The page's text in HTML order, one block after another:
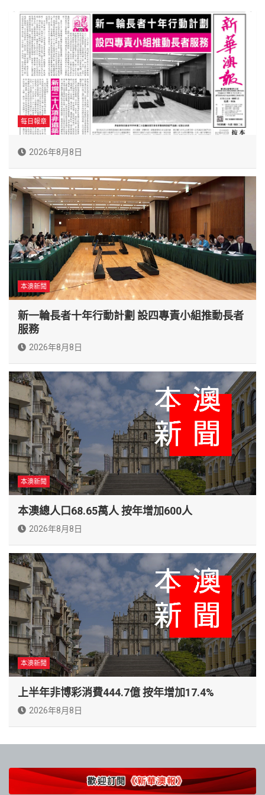
每日報章
2026年8月8日
本澳新聞
新一輪長者十年行動計劃 設四專責小組推動長者
服務
2026年8月8日
本澳新聞
本澳總人口68.65萬人 按年增加600人
2026年8月8日
本澳新聞
上半年非博彩消費444.7億 按年增加17.4%
2026年8月8日